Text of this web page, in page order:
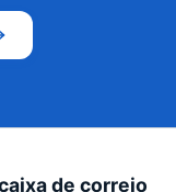
de correio